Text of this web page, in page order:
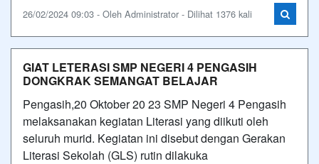
26/02/2024 09:03 - Oleh Administrator - Dilihat 1376 kali
GIAT LETERASI SMP NEGERI 4 PENGASIH
DONGKRAK SEMANGAT BELAJAR
Pengasih,20 Oktober 20 23 SMP Negeri 4 Pengasih
melaksanakan kegiatan Literasi yang diikuti oleh
seluruh murid. Kegiatan ini disebut dengan Gerakan
Literasi Sekolah (GLS) rutin dilakuka